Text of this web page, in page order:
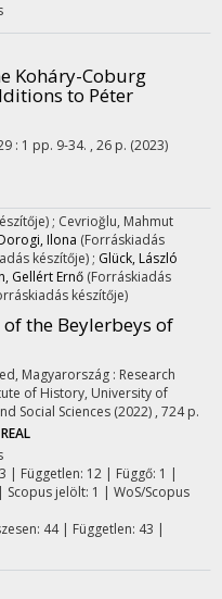
Koháry-Coburg
to Péter
: 1 pp. 9-34. , 26 p. (2023)
; Cevrioğlu, Mahmut
Ilona (Forráskiadás
készítője) ; Glück, László
Gellért Ernő (Forráskiadás
készítője)
the Beylerbeys of
Magyarország : Research
of History, University of
Social Sciences (2022) , 724 p.
REAL
| Független: 12 | Függő: 1 |
jelölt: 1 | WoS/Scopus
44| Független: 43 |